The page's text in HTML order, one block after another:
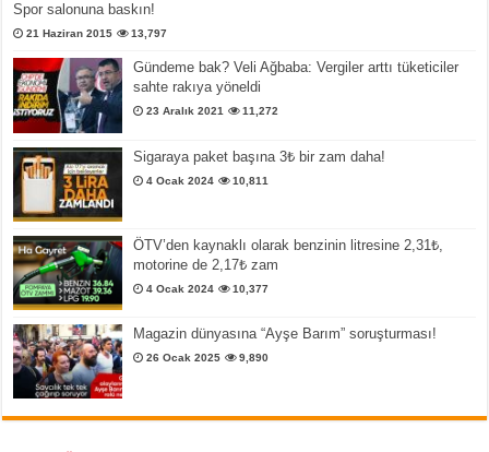
Spor salonuna baskın!
21 Haziran 2015 13,797
Gündeme bak? Veli Ağbaba: Vergiler arttı tüketiciler
sahte rakıya yöneldi
23 Aralık 2021 11,272
Sigaraya paket başına 3₺ bir zam daha!
4 Ocak 2024 10,811
ÖTV’den kaynaklı olarak benzinin litresine 2,31₺,
motorine de 2,17₺ zam
4 Ocak 2024 10,377
Magazin dünyasına “Ayşe Barım” soruşturması!
26 Ocak 2025 9,890